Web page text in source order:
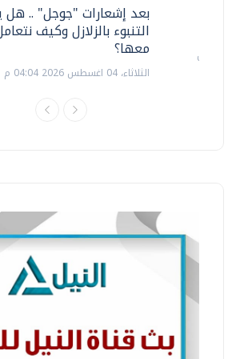
بعد إشعارات "جوجل" ..
التنبوء بالزلازل وكيف
معها؟
الثلاثاء، 04 اغسطس 2026 04:04 م